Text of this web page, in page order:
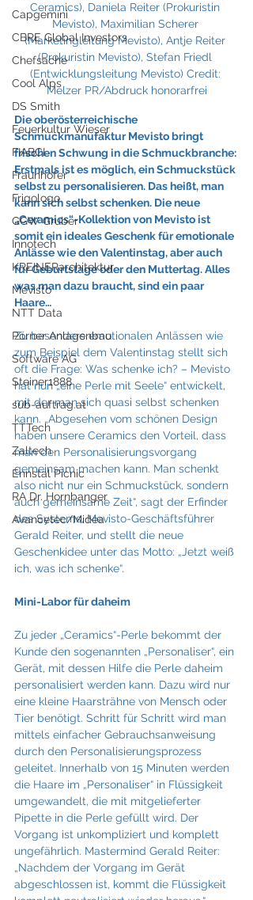
Capgemini
CBRE Global Investors
Chefsache
Cool Alps
DS Smith
Feuerkultur Wieser
FIABCI
Fraunhofer
Frigologo
GGW Gruber
Innotech
KREINERarchitektur
Mevisto
NTT Data
Pörner Anlagenbau
Software AG
Steiner1888
sub-auftrag.at
TTTech
Zaltech
Ennstal Picnic
RA Dr. Hornbanger
Avancetec/Midea
Ceramics), Daniela Reiter (Prokuristin
Mevisto), Maximilian Scherer
(Marketingleitung Mevisto), Antje Reiter
(Prokuristin Mevisto), Stefan Friedl
(Entwicklungsleitung Mevisto) Credit:
Melzer PR/Abdruck honorarfrei
Die oberösterreichische
Schmuckmanufaktur Mevisto bringt
frischen Schwung in die Schmuckbranche:
Erstmals ist es möglich, ein Schmuckstück
selbst zu personalisieren. Das heißt, man
kann sich selbst schenken. Die neue
„Ceramics“-Kollektion von Mevisto ist
somit ein ideales Geschenk für emotionale
Anlässe wie den Valentinstag, aber auch
für Geburtstage oder den Muttertag. Alles
was man dazu braucht, sind ein paar
Haare…
Zu besonders emotionalen Anlässen wie
zum Beispiel dem Valentinstag stellt sich
oft die Frage: Was schenke ich? – Mevisto
hat nun „eine Perle mit Seele“ entwickelt,
mit der man sich quasi selbst schenken
kann. „Abgesehen vom schönen Design
haben unsere Ceramics den Vorteil, dass
man den Personalisierungsvorgang
gemeinsam machen kann. Man schenkt
also nicht nur ein Schmuckstück, sondern
auch gemeinsame Zeit“, sagt der Erfinder
des Systems, Mevisto-Geschäftsführer
Gerald Reiter, und stellt die neue
Geschenkidee unter das Motto: „Jetzt weiß
ich, was ich schenke“.
Mini-Labor für daheim
Zu jeder „Ceramics“-Perle bekommt der
Kunde den sogenannten „Personaliser“, ein
Gerät, mit dessen Hilfe die Perle daheim
personalisiert werden kann. Dazu wird nur
eine kleine Haarsträhne von Mensch oder
Tier benötigt. Schritt für Schritt wird man
mittels einfacher Gebrauchsanweisung
durch den Personalisierungsprozess
geleitet. Innerhalb von 15 Minuten werden
die Haare im „Personaliser“ in Flüssigkeit
umgewandelt, die mit mitgelieferter
Pipette in die Perle gefüllt wird. Der
Vorgang ist unkompliziert und komplett
ungefährlich. Mastermind Gerald Reiter:
„Nachdem der Vorgang im Gerät
abgeschlossen ist, kommt die Flüssigkeit